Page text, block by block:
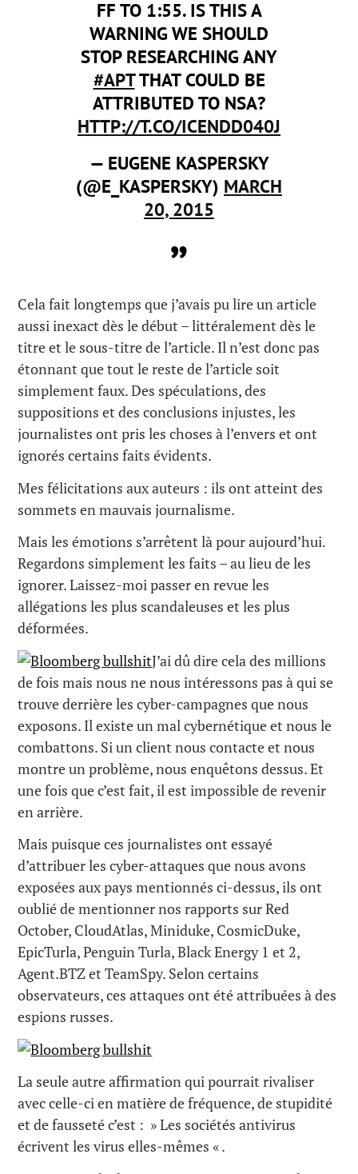
FF TO 1:55. IS THIS A
WARNING WE SHOULD
STOP RESEARCHING ANY
#APTTHAT COULD BE
ATTRIBUTED TO NSA?
HTTP://T.CO/ICENDD040J
— EUGENE KASPERSKY
(@E_KASPERSKY) MARCH
20, 2015
Cela fait longtemps que j’avais pu lire un article
aussi inexact dès le début – littéralement dès le
titre et le sous-titre de l’article. Il n’est donc pas
étonnant que tout le reste de l’article soit
simplement faux. Des spéculations, des
suppositions et des conclusions injustes, les
journalistes ont pris les choses à l’envers et ont
ignorés certains faits évidents.
Mes félicitations aux auteurs : ils ont atteint des
sommets en mauvais journalisme.
Mais les émotions s’arrêtent là pour aujourd’hui.
Regardons simplement les faits – au lieu de les
ignorer. Laissez-moi passer en revue les
allégations les plus scandaleuses et les plus
déformées.
J’ai dû dire cela des millions
de fois mais nous ne nous intéressons pas à qui se
trouve derrière les cyber-campagnes que nous
exposons. Il existe un mal cybernétique et nous le
combattons. Si un client nous contacte et nous
montre un problème, nous enquêtons dessus. Et
une fois que c’est fait, il est impossible de revenir
en arrière.
Mais puisque ces journalistes ont essayé
d’attribuer les cyber-attaques que nous avons
exposées aux pays mentionnés ci-dessus, ils ont
oublié de mentionner nos rapports sur Red
October, CloudAtlas, Miniduke, CosmicDuke,
EpicTurla, Penguin Turla, Black Energy 1 et 2,
Agent.BTZ et TeamSpy. Selon certains
observateurs, ces attaques ont été attribuées à des
espions russes.
La seule autre affirmation qui pourrait rivaliser
avec celle-ci en matière de fréquence, de stupidité
et de fausseté c’est : » Les sociétés antivirus
écrivent les virus elles-mêmes « .